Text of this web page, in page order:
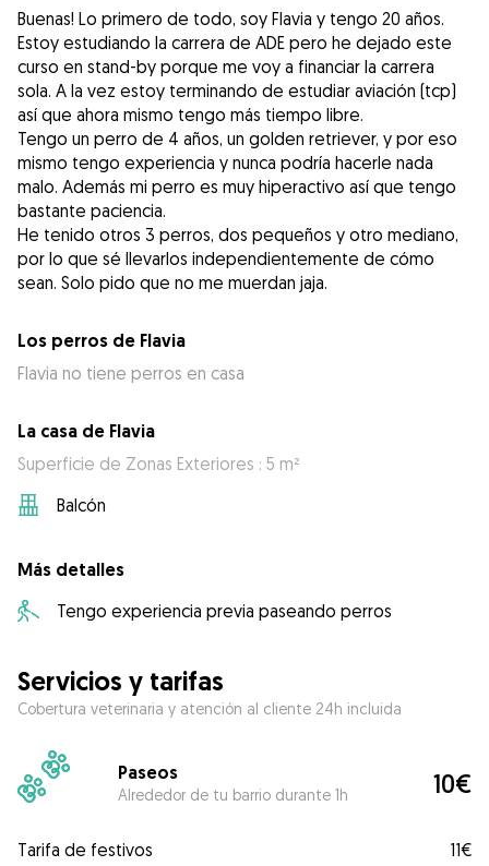
Buenas! Lo primero de todo, soy Flavia y tengo 20 años.
Estoy estudiando la carrera de ADE pero he dejado este
curso en stand-by porque me voy a financiar la carrera
sola. A la vez estoy terminando de estudiar aviación (tcp)
así que ahora mismo tengo más tiempo libre.
Tengo un perro de 4 años, un golden retriever, y por eso
mismo tengo experiencia y nunca podría hacerle nada
malo. Además mi perro es muy hiperactivo así que tengo
bastante paciencia.
He tenido otros 3 perros, dos pequeños y otro mediano,
por lo que sé llevarlos independientemente de cómo
sean. Solo pido que no me muerdan jaja.
Los perros de Flavia
Flavia no tiene perros en casa
La casa de Flavia
Superficie de Zonas Exteriores : 5 m²
Balcón
Más detalles
Tengo experiencia previa paseando perros
Servicios y tarifas
Cobertura veterinaria y atención al cliente 24h incluida
Paseos
Alrededor de tu barrio durante 1h 10€
Tarifa de festivos
11€